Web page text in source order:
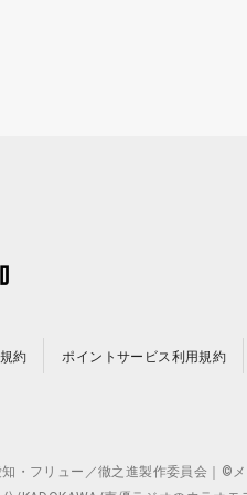
約 ポイントサービス利用規約
フリュー／徹之進製作委員会｜©メ